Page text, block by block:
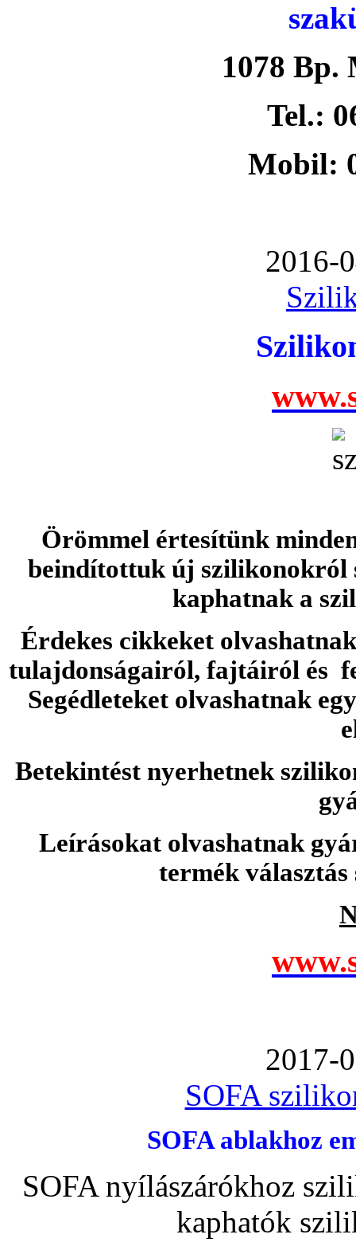
1078 Bp.
Tel.:
Mobil:
2016-
Örömmel értesítünk
beindítottuk új szilikonokról
kaphatnak a
Érdekes cikkeket
tulajdonságairól, fajtáiról és
Segédleteket olvashatnak
Betekintést nyerhetnek
Leírásokat olvashatnak
termék
2017-
SOFA
SOFA ablakhoz
SOFA nyílászárókhoz
kaphatók